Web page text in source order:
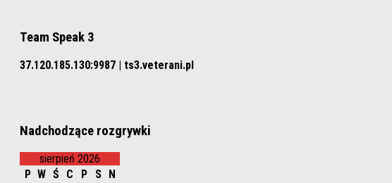
Team Speak 3
37.120.185.130:9987 | ts3.veterani.pl
Nadchodzące rozgrywki
sierpień 2026
P W Ś C P S
N